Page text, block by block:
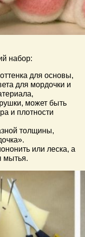
набор:
для основы,
для мордочки и
может быть
и плотности
толщины,
или леска, а
мытья.